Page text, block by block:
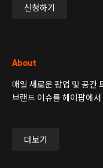
신청하기
About
매일 새로운 팝업 및 공간
브랜드 이슈를 헤이팝에
더보기